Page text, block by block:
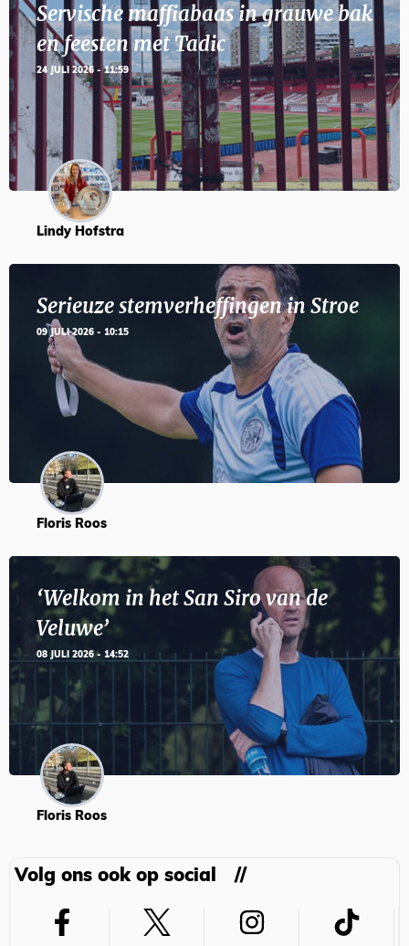
Servische maffiabaas in grauwe bak
en feesten met Tadic
24 JULI 2026 - 11:59
Lindy Hofstra
Serieuze stemverheffingen in Stroe
09 JULI 2026 - 10:15
Floris Roos
‘Welkom in het San Siro van de
Veluwe’
08 JULI 2026 - 14:52
Floris Roos
Volg ons ook op social